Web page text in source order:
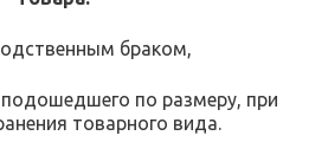
браком,
по размеру, при
товарного вида.